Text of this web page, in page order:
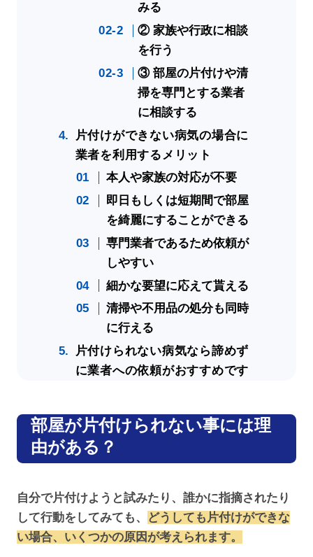
みる
② 家族や行政に相談
を行う
③ 部屋の片付けや清
掃を専門とする業者
に相談する
片付けができない病気の場合に
業者を利用するメリット
本人や家族の対応が不要
即日もしくは短期間で部屋
を綺麗にすることができる
専門業者であるため依頼が
しやすい
細かな要望に応えて貰える
清掃や不用品の処分も同時
に行える
片付けられない病気なら諦めず
に業者への依頼がおすすめです
部屋が片付けられない事には理
由がある？
自分で片付けようと試みたり、誰かに指摘されたり
して行動をしてみても、
どうしても片付けができな
い場合、いくつかの原因が考えられます。